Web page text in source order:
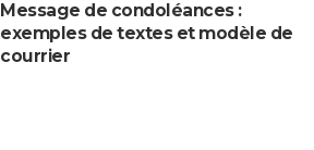
Message de condoléances :
exemples de textes et modèle de
courrier